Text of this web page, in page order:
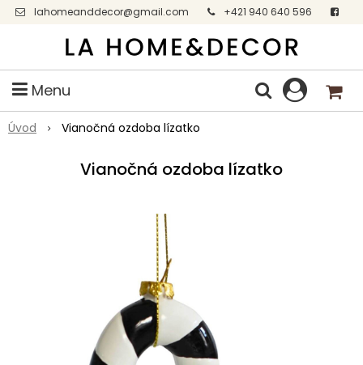
lahomeanddecor@gmail.com
+421 940 640 596
Facebook
Menu
Úvod Vianočná ozdoba lízatko
Vianočná ozdoba lízatko